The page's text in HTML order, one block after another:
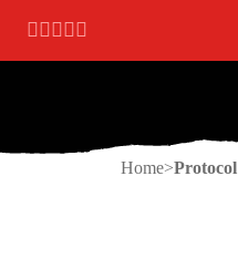
Ga naar hoofdinhoud
Ga naar voettekst
Home